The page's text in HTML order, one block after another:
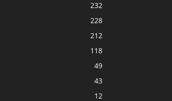
232
228
212
118
49
43
12